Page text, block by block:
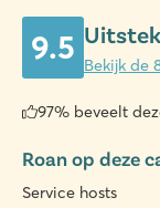
9.5 Bekijk de
97% beveelt
Roan op deze
Service hosts